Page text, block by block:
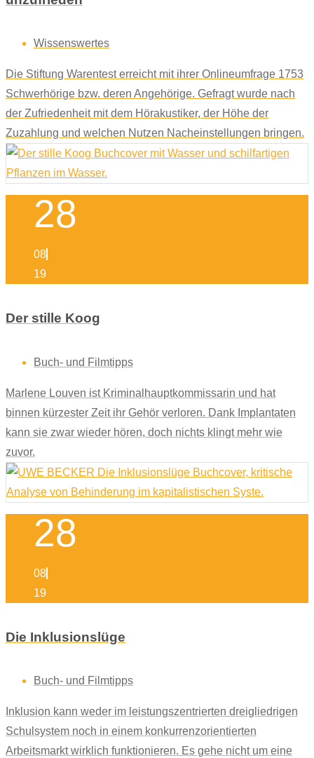
Wissenswertes
Die Stiftung Warentest erreicht mit ihrer Onlineumfrage 1753
Schwerhörige bzw. deren Angehörige. Gefragt wurde nach
der Zufriedenheit mit dem Hörakustiker, der Höhe der
Zuzahlung und welchen Nutzen Nacheinstellungen bringen.
28
08
19
Der stille Koog
Buch- und Filmtipps
Marlene Louven ist Kriminalhauptkommissarin und hat
binnen kürzester Zeit ihr Gehör verloren. Dank Implantaten
kann sie zwar wieder hören, doch nichts klingt mehr wie
zuvor.
28
08
19
Die Inklusionslüge
Buch- und Filmtipps
Inklusion kann weder im leistungszentrierten dreigliedrigen
Schulsystem noch in einem konkurrenzorientierten
Arbeitsmarkt wirklich funktionieren. Es gehe nicht um eine